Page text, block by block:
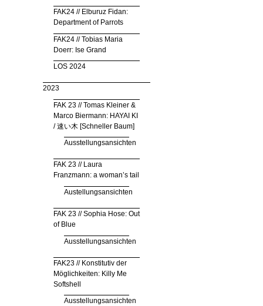
FAK24 // Elburuz Fidan:
Department of Parrots
FAK24 // Tobias Maria
Doerr: Ise Grand
LOS 2024
2023
FAK 23 // Tomas Kleiner &
Marco Biermann: HAYAI KI
/ 速い木 [Schneller Baum]
Ausstellungsansichten
FAK 23 // Laura
Franzmann: a woman’s tail
Austellungsansichten
FAK 23 // Sophia Hose: Out
of Blue
Ausstellungsansichten
FAK23 // Konstitutiv der
Möglichkeiten: Killy Me
Softshell
Ausstellungsansichten